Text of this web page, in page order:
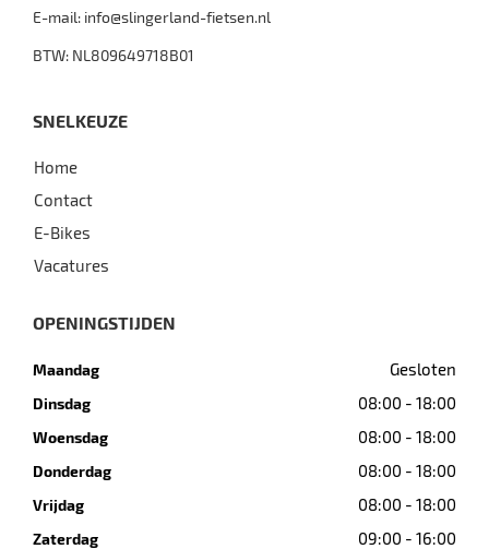
E-mail: info@slingerland-fietsen.nl
BTW: NL809649718B01
SNELKEUZE
Home
Contact
E-Bikes
Vacatures
OPENINGSTIJDEN
Maandag Gesloten
Dinsdag 08:00 - 18:00
Woensdag 08:00 - 18:00
Donderdag 08:00 - 18:00
Vrijdag 08:00 - 18:00
Zaterdag 09:00 - 16:00